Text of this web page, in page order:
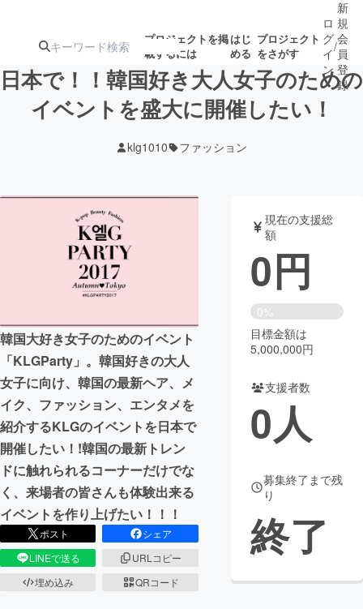
プロジェクトを掲
載するには
はじ
める
プロジェクト
をさがす
ジェクト
ロジェクト
アート・写真 音楽
テクノロジー・ガジェット ゲーム・サ
書籍・雑誌
ビジネス・起業 チャレンジ
まちづくり・地域活性化
CAMPFIRE for Social Good
CAMPFIRE Creation
CAMPFIREふるさと納税machi-ya
ロ
グ
イ
ン
/
新
規
会
員
登
録
日本で！！韓国好き大人女子のための
イベントを盛大に開催したい！
klg1010 ファッション
韓国大好き女子のためのイベント
「KLGParty」。韓国好きの大人
女子に向け、韓国の最新ヘア、メ
イク、ファッション、エンタメを
紹介するKLGのイベントを日本で
開催したい！!韓国の最新トレン
ドに触れられるコーナーだけでな
く、来場者の皆さんも体験出来る
イベントを作り上げたい！！！
ポスト
シェア
LINEで送る
URLコピー
埋め込み
QRコード
現在の支援総
額
0円
0%
目標金額は
5,000,000円
支援者数
0人
募集終了まで残
り
終了